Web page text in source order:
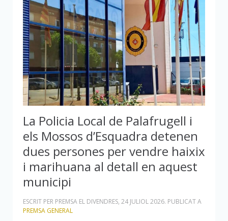
La Policia Local de Palafrugell i
els Mossos d’Esquadra detenen
dues persones per vendre haixix
i marihuana al detall en aquest
municipi
ESCRIT PER PREMSA EL DIVENDRES, 24 JULIOL 2026. PUBLICAT A
PREMSA GENERAL